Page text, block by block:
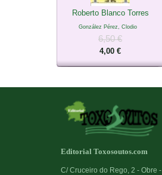
Roberto Blanco Torres
González Pérez, Clodio
6,50 €
4,00 €
Editorial Toxosoutos.com
C/ Cruceiro do Rego, 2 - Obre -